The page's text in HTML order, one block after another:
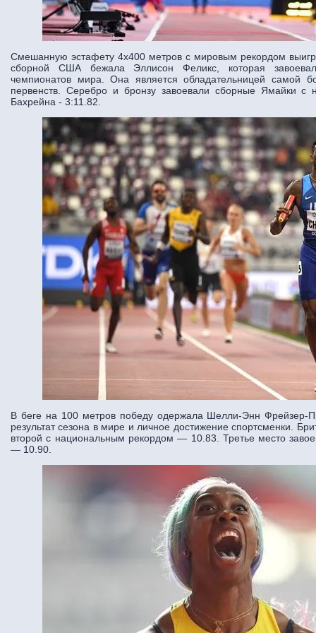
Смешанную эстафету 4х400 метров с мировым рекордом
сборной США бежала Эллисон Феликс, которая
чемпионатов мира. Она является обладательницей самой
первенств. Серебро и бронзу завоевали сборные Ямайки
Бахрейна - 3:11.82.
В беге на 100 метров победу одержала Шелли-Энн
результат сезона в мире и личное достижение спортсменки.
второй с национальным рекордом — 10.83. Третье место
— 10.90.